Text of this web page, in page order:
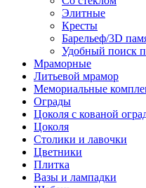
Элитные
Кресты
Барельеф/3D
Удобный поиск
Мраморные
Литьевой мрамор
Мемориальные
Ограды
Цоколя с кованой
Цоколя
Столики и лавочки
Цветники
Плитка
Вазы и лампадки